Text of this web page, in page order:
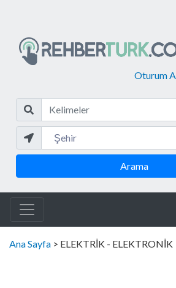
Oturum
Şehir
Arama
Ana Sayfa > ELEKTRİK - ELEKTRONİK